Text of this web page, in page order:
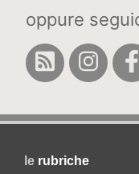
oppure
le rubriche